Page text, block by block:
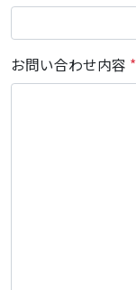
お問い合わせ内容 *